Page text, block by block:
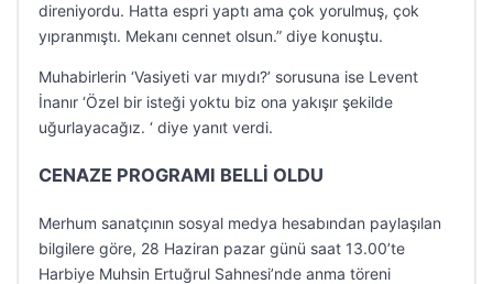
direniyordu. Hatta espri yaptı ama çok yorulmuş, çok
yıpranmıştı. Mekanı cennet olsun.” diye konuştu.
Muhabirlerin ‘Vasiyeti var mıydı?’ sorusuna ise Levent
İnanır ‘Özel bir isteği yoktu biz ona yakışır şekilde
uğurlayacağız. ‘ diye yanıt verdi.
CENAZE PROGRAMI BELLİ OLDU
Merhum sanatçının sosyal medya hesabından paylaşılan
bilgilere göre, 28 Haziran pazar günü saat 13.00’te
Harbiye Muhsin Ertuğrul Sahnesi’nde anma töreni